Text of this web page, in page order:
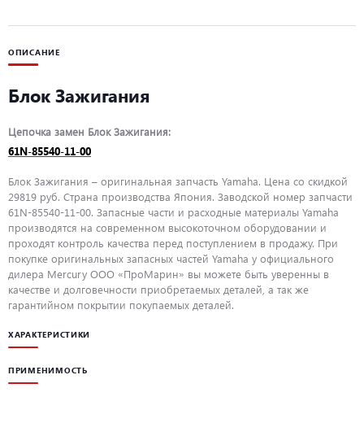
ОПИСАНИЕ
Блок Зажигания
Цепочка замен Блок Зажигания:
61N-85540-11-00
Блок Зажигания – оригинальная запчасть Yamaha. Цена со скидкой
29819 руб. Страна производства Япония. Заводской номер запчасти
61N-85540-11-00. Запасные части и расходные материалы Yamaha
производятся на современном высокоточном оборудовании и
проходят контроль качества перед поступлением в продажу. При
покупке оригинальных запасных частей Yamaha у официального
дилера Mercury ООО «ПроМарин» вы можете быть уверенны в
качестве и долговечности приобретаемых деталей, а так же
гарантийном покрытии покупаемых деталей.
ХАРАКТЕРИСТИКИ
ПРИМЕНИМОСТЬ